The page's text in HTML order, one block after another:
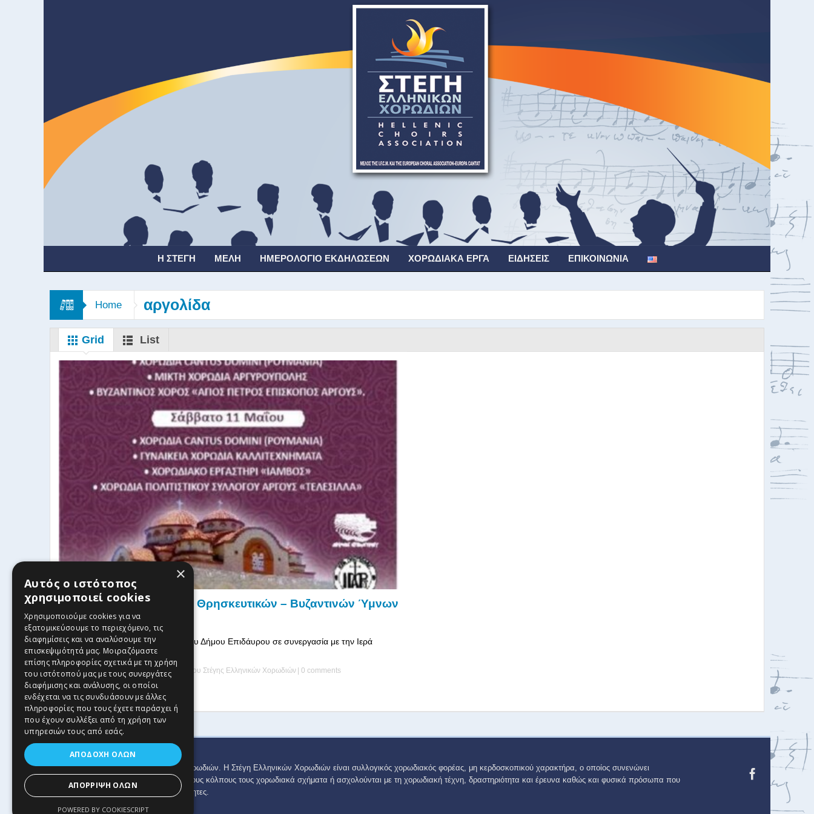
Η ΣΤΈΓΗ ΜΈΛΗ ΗΜΕΡΟΛΌΓΙΟ ΕΚΔΗΛΏΣΕΩΝ ΧΟΡΩΔΙΑΚΆ ΈΡΓΑ ΕΙΔΉΣΕΙΣ ΕΠΙΚΟΙΝΩΝΊΑ
Home αργολίδα
Grid List
3ο Χορωδιακό Φεστιβάλ Θρησκευτικών – Βυζαντινών Ύμνων
(Λυγουριό)
Η Τοπική Κοινότητα Ασκληπιείου του Δήμου Επιδάυρου σε συνεργασία με την Ιερά
μητρόπολη Αργολίδος, διοργαν ...
09 Μαΐου, 2019 Διαχειριστής Ιστοτόπου Στέγης Ελληνικών Χορωδιών | 0 comments
Read more
Copyright © 2024 Στέγη Ελληνικών Χορωδιών. Η Στέγη Ελληνικών Χορωδιών είναι συλλογικός χορωδιακός φορέας, μη κερδοσκοπικού χαρακτήρα, ο οποίος συνενώνει
πανελλαδικά φορείς που διατηρούν στους κόλπους τους χορωδιακά σχήματα ή ασχολούνται με τη χορωδιακή τέχνη, δραστηριότητα και έρευνα καθώς και φυσικά πρόσωπα που
έχουν κάποια από τις παραπάνω ιδιότητες.
×
Αυτός ο ιστότοπος
χρησιμοποιεί cookies
Χρησιμοποιούμε cookies για να
εξατομικεύσουμε το περιεχόμενο, τις
διαφημίσεις και να αναλύσουμε την
επισκεψιμότητά μας. Μοιραζόμαστε
επίσης πληροφορίες σχετικά με τη χρήση
του ιστότοπού μας με τους συνεργάτες
διαφήμισης και ανάλυσης, οι οποίοι
ενδέχεται να τις συνδυάσουν με άλλες
πληροφορίες που τους έχετε παράσχει ή
που έχουν συλλέξει από τη χρήση των
υπηρεσιών τους από εσάς.
ΑΠΟΔΟΧΉ ΌΛΩΝ
ΑΠΌΡΡΙΨΗ ΌΛΩΝ
POWERED BY COOKIESCRIPT